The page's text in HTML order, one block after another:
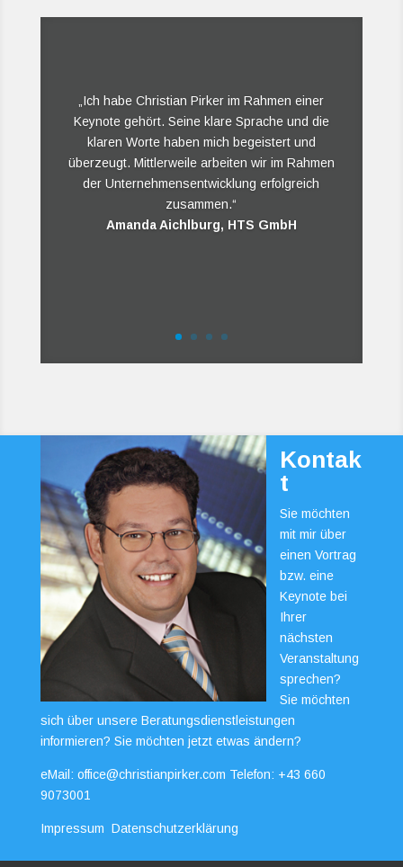
„Ich habe Christian Pirker im Rahmen einer
Keynote gehört. Seine klare Sprache und die
klaren Worte haben mich begeistert und
überzeugt. Mittlerweile arbeiten wir im Rahmen
der Unternehmensentwicklung erfolgreich
zusammen.“
Amanda Aichlburg, HTS GmbH
Kontak
t
Sie möchten
mit mir über
einen Vortrag
bzw. eine
Keynote bei
Ihrer
nächsten
Veranstaltung
sprechen?
Sie möchten
sich über unsere Beratungsdienstleistungen
informieren? Sie möchten jetzt etwas ändern?
eMail: office@christianpirker.com Telefon: +43 660
9073001
Impressum Datenschutzerklärung